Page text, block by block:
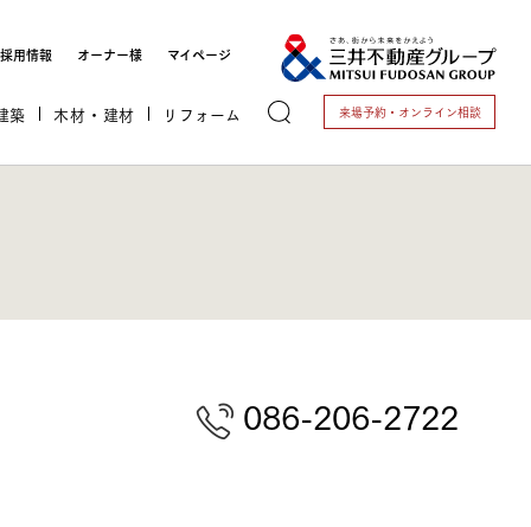
採用情報 オーナー様 マイページ
築 木材・建材 リフォーム 来場予約・ オンライン相談
086-206-2722